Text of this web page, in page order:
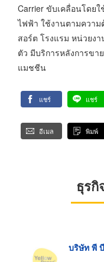
Carrier ขับเคลื่อนโดย
ไฟฟ้า ใช้งานตามความ
สอร์ต โรงแรม หน่วยง
ตัว มีบริการหลังการขา
แมชชีน
แชร์ แชร์
อีเมล พิมพ์
ธุร
บริษัท พี